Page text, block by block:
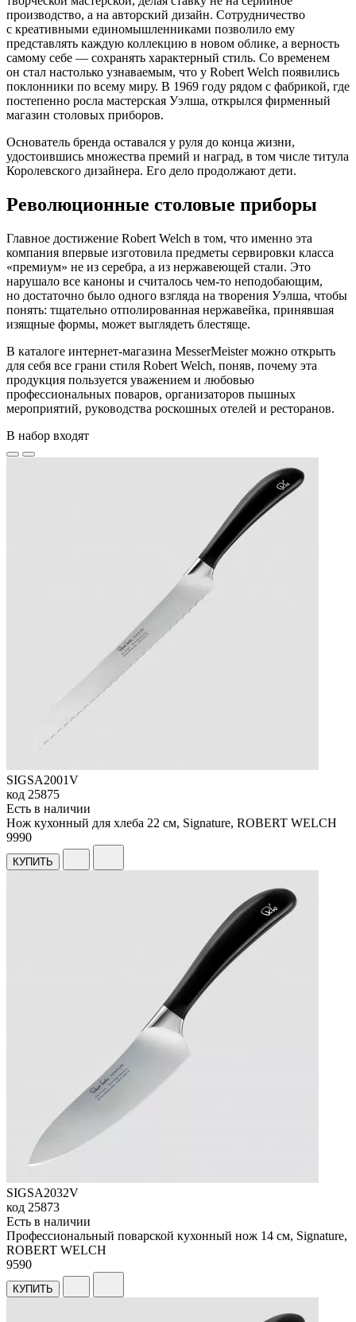
производство, а на авторский дизайн. Сотрудничество
с креативными единомышленниками позволило ему
представлять каждую коллекцию в новом облике, а верность
самому себе — сохранять характерный стиль. Со временем
он стал настолько узнаваемым, что у Robert Welch появились
поклонники по всему миру. В 1969 году рядом с фабрикой, где
постепенно росла мастерская Уэлша, открылся фирменный
магазин столовых приборов.
Основатель бренда оставался у руля до конца жизни,
удостоившись множества премий и наград, в том числе титула
Королевского дизайнера. Его дело продолжают дети.
Революционные столовые приборы
Главное достижение Robert Welch в том, что именно эта
компания впервые изготовила предметы сервировки класса
«премиум» не из серебра, а из нержавеющей стали. Это
нарушало все каноны и считалось чем-то неподобающим,
но достаточно было одного взгляда на творения Уэлша, чтобы
понять: тщательно отполированная нержавейка, принявшая
изящные формы, может выглядеть блестяще.
В каталоге интернет-магазина MesserMeister можно открыть
для себя все грани стиля Robert Welch, поняв, почему эта
продукция пользуется уважением и любовью
профессиональных поваров, организаторов пышных
мероприятий, руководства роскошных отелей и ресторанов.
В набор входят
SIGSA2001V
код 25875
Есть в наличии
Нож кухонный для хлеба 22 см, Signature, ROBERT WELCH
9990
КУПИТЬ
SIGSA2032V
код 25873
Есть в наличии
Профессиональный поварской кухонный нож 14 см, Signature,
ROBERT WELCH
9590
КУПИТЬ